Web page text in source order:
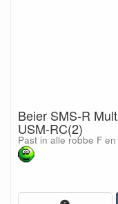
Beier SMS-R
USM-RC(2)
Past in alle robbe F